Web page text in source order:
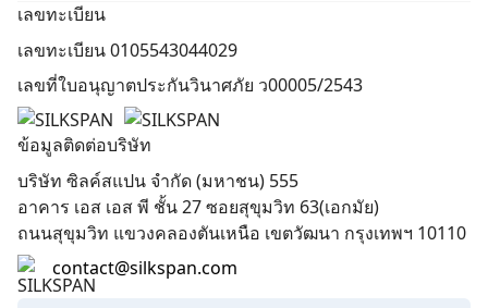
ค้นหาอู่ซ่อม
นักลงทุนสัมพันธ์
ติดต่อเรา
เกี่ยวกับเรา
Affiliate Partner
เงื่อนไขในการให้บริการ
นโยบายความเป็นส่วนตัว
คำประกาศเกี่ยวกับความเป็นส่วนตัว
นโยบายการกำกับดูแลกิจการที่ดี
เลขทะเบียน
เลขทะเบียน 0105543044029
เลขที่ใบอนุญาตประกันวินาศภัย ว00005/2543
ข้อมูลติดต่อบริษัท
บริษัท ซิลค์สแปน จำกัด (มหาชน) 555
อาคาร เอส เอส พี ชั้น 27 ซอยสุขุมวิท 63(เอกมัย)
ถนนสุขุมวิท แขวงคลองตันเหนือ เขตวัฒนา กรุงเทพฯ 10110
contact@silkspan.com